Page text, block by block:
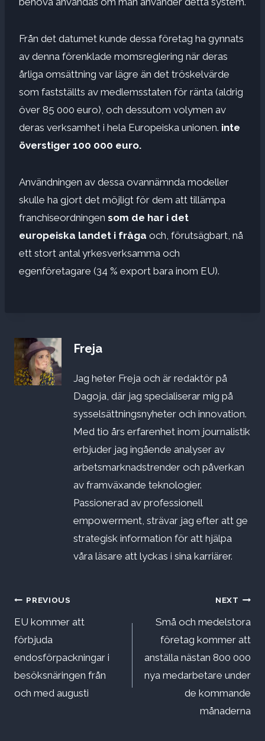
Från det datumet kunde dessa företag ha gynnats
av denna förenklade momsreglering när deras
årliga omsättning var lägre än det tröskelvärde
som fastställts av medlemsstaten för ränta (aldrig
över 85 000 euro), och dessutom volymen av
deras verksamhet i hela Europeiska unionen. inte
överstiger 100 000 euro.
Användningen av dessa ovannämnda modeller
skulle ha gjort det möjligt för dem att tillämpa
franchiseordningen som de har i det
europeiska landet i fråga och, förutsägbart, nå
ett stort antal yrkesverksamma och
egenföretagare (34 % export bara inom EU).
Freja
Jag heter Freja och är redaktör på
Dagoja, där jag specialiserar mig på
sysselsättningsnyheter och innovation.
Med tio års erfarenhet inom journalistik
erbjuder jag ingående analyser av
arbetsmarknadstrender och påverkan
av framväxande teknologier.
Passionerad av professionell
empowerment, strävar jag efter att ge
strategisk information för att hjälpa
våra läsare att lyckas i sina karriärer.
Inläggsnavigering
PREVIOUS
EU kommer att
förbjuda
endosförpackningar i
besöksnäringen från
och med augusti
NEXT
Små och medelstora
företag kommer att
anställa nästan 800 000
nya medarbetare under
de kommande
månaderna